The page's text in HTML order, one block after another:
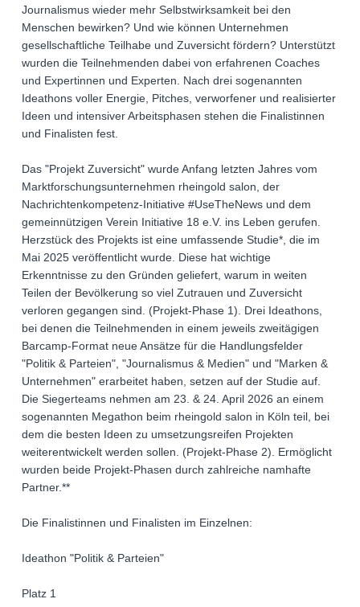
Journalismus wieder mehr Selbstwirksamkeit bei den
Menschen bewirken? Und wie können Unternehmen
gesellschaftliche Teilhabe und Zuversicht fördern? Unterstützt
wurden die Teilnehmenden dabei von erfahrenen Coaches
und Expertinnen und Experten. Nach drei sogenannten
Ideathons voller Energie, Pitches, verworfener und realisierter
Ideen und intensiver Arbeitsphasen stehen die Finalistinnen
und Finalisten fest.
Das "Projekt Zuversicht" wurde Anfang letzten Jahres vom
Marktforschungsunternehmen rheingold salon, der
Nachrichtenkompetenz-Initiative #UseTheNews und dem
gemeinnützigen Verein Initiative 18 e.V. ins Leben gerufen.
Herzstück des Projekts ist eine umfassende Studie*, die im
Mai 2025 veröffentlicht wurde. Diese hat wichtige
Erkenntnisse zu den Gründen geliefert, warum in weiten
Teilen der Bevölkerung so viel Zutrauen und Zuversicht
verloren gegangen sind. (Projekt-Phase 1). Drei Ideathons,
bei denen die Teilnehmenden in einem jeweils zweitägigen
Barcamp-Format neue Ansätze für die Handlungsfelder
"Politik & Parteien", "Journalismus & Medien" und "Marken &
Unternehmen" erarbeitet haben, setzen auf der Studie auf.
Die Siegerteams nehmen am 23. & 24. April 2026 an einem
sogenannten Megathon beim rheingold salon in Köln teil, bei
dem die besten Ideen zu umsetzungsreifen Projekten
weiterentwickelt werden sollen. (Projekt-Phase 2). Ermöglicht
wurden beide Projekt-Phasen durch zahlreiche namhafte
Partner.**
Die Finalistinnen und Finalisten im Einzelnen:
Ideathon "Politik & Parteien"
Platz 1